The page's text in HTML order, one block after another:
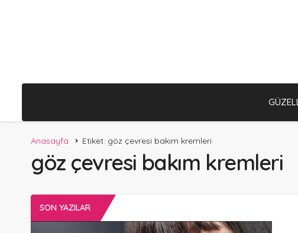
Anasayfa Etiket: göz çevresi bakım kremleri
göz çevresi bakım kremleri
SON YAZILAR